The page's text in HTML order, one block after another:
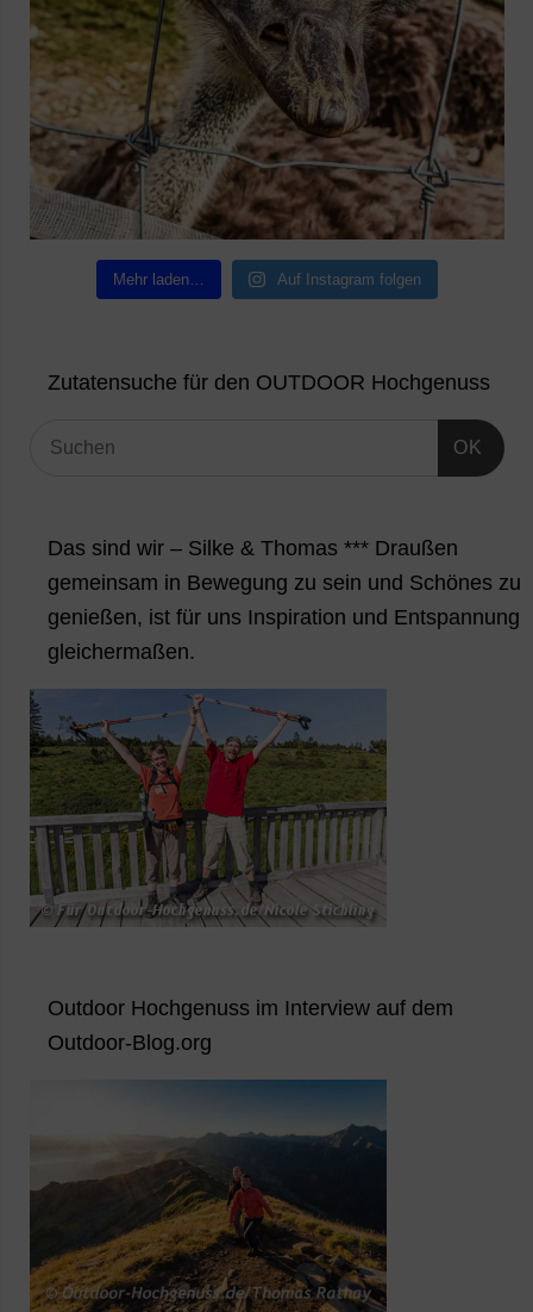
Mehr laden… Auf Instagram folgen
Zutatensuche für den OUTDOOR Hochgenuss
OK
Das sind wir – Silke & Thomas *** Draußen
gemeinsam in Bewegung zu sein und Schönes zu
genießen, ist für uns Inspiration und Entspannung
gleichermaßen.
Outdoor Hochgenuss im Interview auf dem
Outdoor-Blog.org